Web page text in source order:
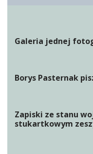
Galeria jednej
Borys Pasternak
Zapiski ze stanu
stukartkowym